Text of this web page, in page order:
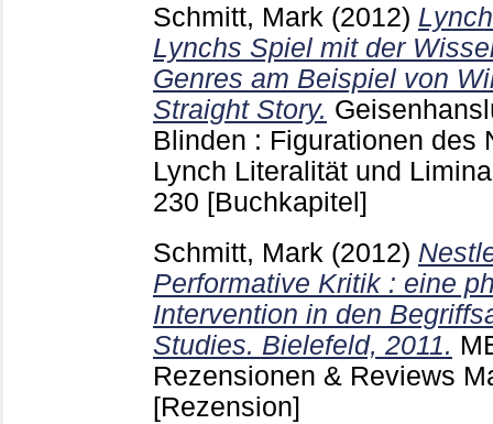
Schmitt, Mark (2012)
Lynchs Spiel mit der
Genres am Beispiel von
Straight Story.
Blinden : Figurationen des
Lynch Literalität und
230 [Buchkapitel]
Schmitt, Mark (2012)
Performative Kritik : eine
Intervention in den
Studies. Bielefeld, 2011.
Rezensionen & Reviews
[Rezension]